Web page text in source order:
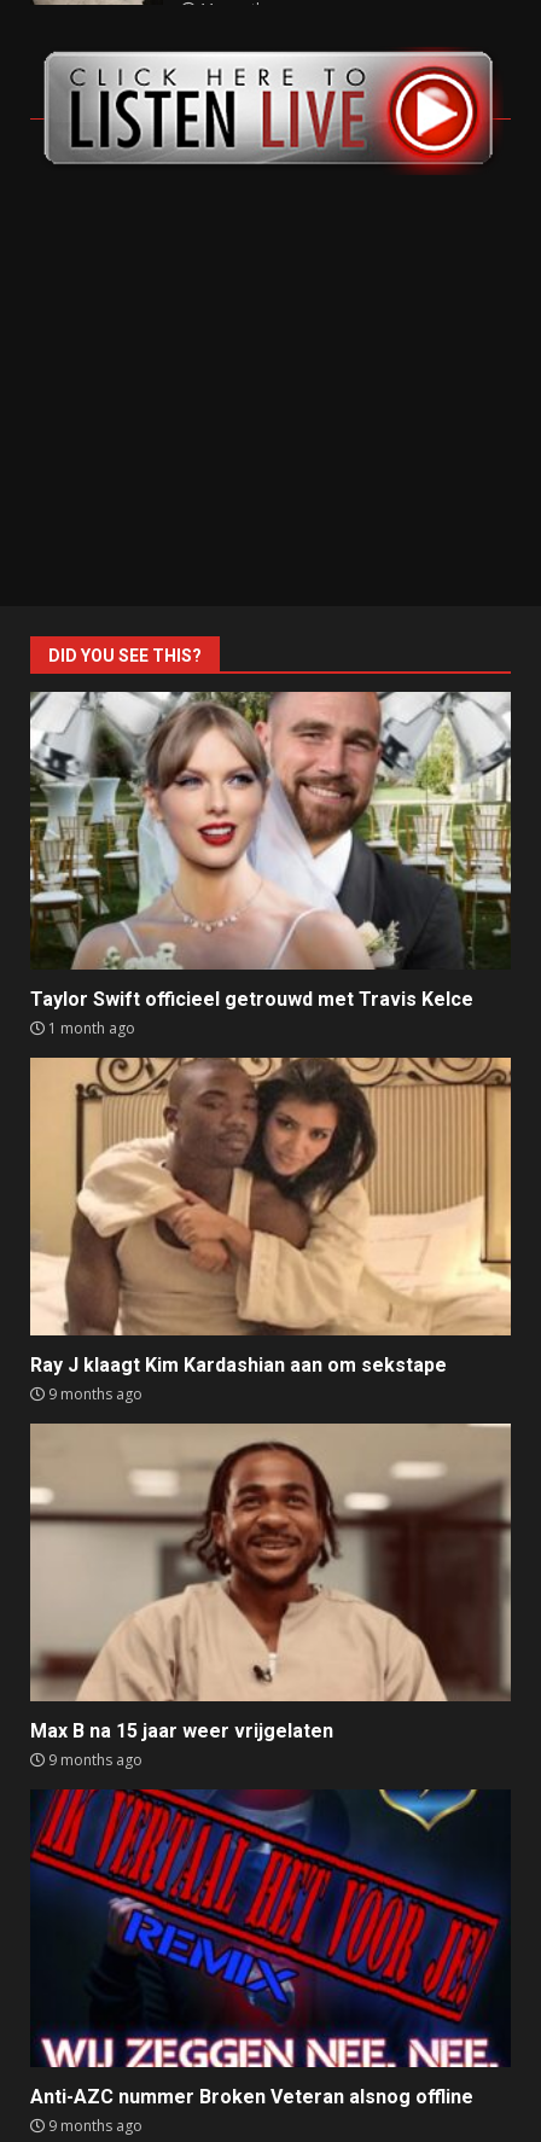
11 months ago
DID YOU SEE THIS?
Taylor Swift officieel getrouwd met Travis Kelce
1 month ago
Ray J klaagt Kim Kardashian aan om sekstape
9 months ago
Max B na 15 jaar weer vrijgelaten
9 months ago
Anti-AZC nummer Broken Veteran alsnog offline
9 months ago